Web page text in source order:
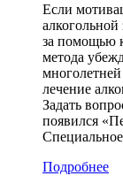
Если
алкогольной
за помощью
метода
лечение
Задать
появился
Подробнее